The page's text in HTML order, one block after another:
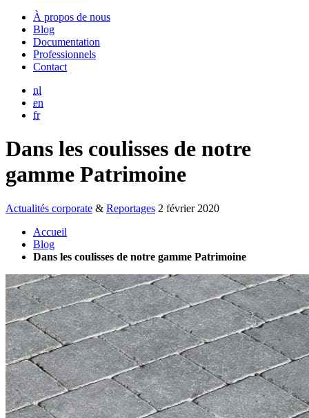
À propos de nous
Blog
Documentation
Professionnels
Contact
nl
en
fr
Dans les coulisses de notre
gamme Patrimoine
Actualités corporate & Reportages 2 février 2020
Accueil
Blog
Dans les coulisses de notre gamme Patrimoine